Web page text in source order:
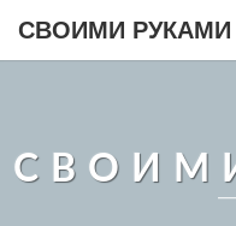
СВОИМИ РУКАМИ